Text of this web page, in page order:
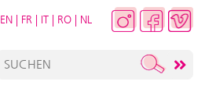
EN | FR | IT | RO | NL